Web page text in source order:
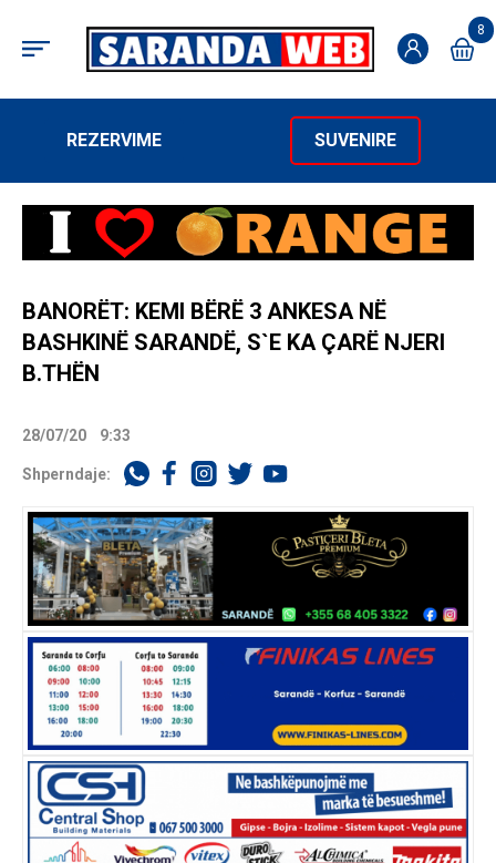
8
REZERVIME SUVENIRE
BANORËT: KEMI BËRË 3 ANKESA NË
BASHKINË SARANDË, S`E KA ÇARË NJERI
B.THËN
28/07/20 9:33
Shperndaje: